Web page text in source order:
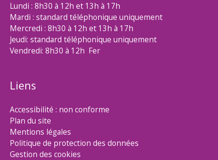
Lundi : 8h30 à 12h et 13h à 17h
Mardi : standard téléphonique uniquement
Mercredi : 8h30 à 12h et 13h à 17h
Jeudi: standard téléphonique uniquement
Vendredi: 8h30 à 12h Fer
Liens
Accessibilité : non conforme
Plan du site
Mentions légales
Politique de protection des données
Gestion des cookies